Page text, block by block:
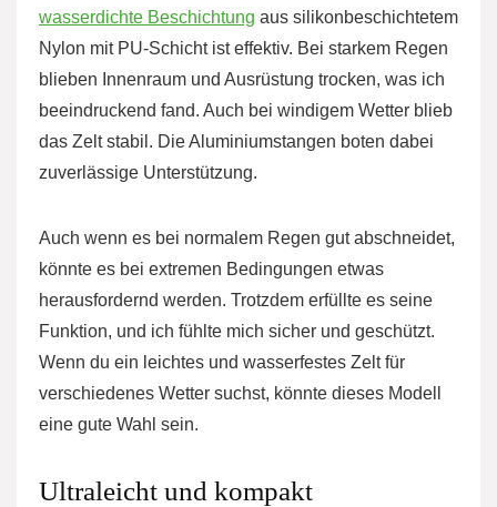
wasserdichte Beschichtung aus silikonbeschichtetem
Nylon mit PU-Schicht ist effektiv. Bei starkem Regen
blieben Innenraum und Ausrüstung trocken, was ich
beeindruckend fand. Auch bei windigem Wetter blieb
das Zelt stabil. Die Aluminiumstangen boten dabei
zuverlässige Unterstützung.
Auch wenn es bei normalem Regen gut abschneidet,
könnte es bei extremen Bedingungen etwas
herausfordernd werden. Trotzdem erfüllte es seine
Funktion, und ich fühlte mich sicher und geschützt.
Wenn du ein leichtes und wasserfestes Zelt für
verschiedenes Wetter suchst, könnte dieses Modell
eine gute Wahl sein.
Ultraleicht und kompakt